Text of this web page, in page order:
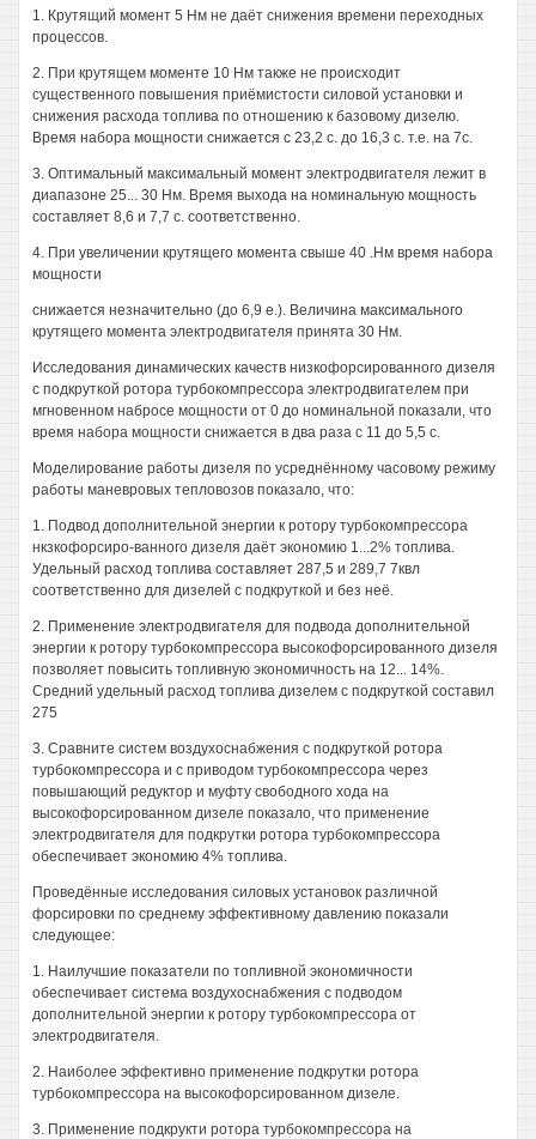
1. Крутящий момент 5 Нм не даёт снижения времени переходных
процессов.
2. При крутящем моменте 10 Нм также не происходит
существенного повышения приёмистости силовой установки и
снижения расхода топлива по отношению к базовому дизелю.
Время набора мощности снижается с 23,2 с. до 16,3 с. т.е. на 7с.
3. Оптимальный максимальный момент электродвигателя лежит в
диапазоне 25... 30 Нм. Время выхода на номинальную мощность
составляет 8,6 и 7,7 с. соответственно.
4. При увеличении крутящего момента свыше 40 .Нм время набора
мощности
снижается незначительно (до 6,9 е.). Величина максимального
крутящего момента электродвигателя принята 30 Нм.
Исследования динамических качеств низкофорсированного дизеля
с подкруткой ротора турбокомпрессора электродвигателем при
мгновенном набросе мощности от 0 до номинальной показали, что
время набора мощности снижается в два раза с 11 до 5,5 с.
Моделирование работы дизеля по усреднённому часовому режиму
работы маневровых тепловозов показало, что:
1. Подвод дополнительной энергии к ротору турбокомпрессора
нкзкофорсиро-ванного дизеля даёт экономию 1...2% топлива.
Удельный расход топлива составляет 287,5 и 289,7 7квл
соответственно для дизелей с подкруткой и без неё.
2. Применение электродвигателя для подвода дополнительной
энергии к ротору турбокомпрессора высокофорсированного дизеля
позволяет повысить топливную экономичность на 12... 14%.
Средний удельный расход топлива дизелем с подкруткой составил
275
3. Сравните систем воздухоснабжения с подкруткой ротора
турбокомпрессора и с приводом турбокомпрессора через
повышающий редуктор и муфту свободного хода на
высокофорсированном дизеле показало, что применение
электродвигателя для подкрутки ротора турбокомпрессора
обеспечивает экономию 4% топлива.
Проведённые исследования силовых установок различной
форсировки по среднему эффективному давлению показали
следующее:
1. Наилучшие показатели по топливной экономичности
обеспечивает система воздухоснабжения с подводом
дополнительной энергии к ротору турбокомпрессора от
электродвигателя.
2. Наиболее эффективно применение подкрутки ротора
турбокомпрессора на высокофорсированном дизеле.
3. Применение подкрукти ротора турбокомпрессора на